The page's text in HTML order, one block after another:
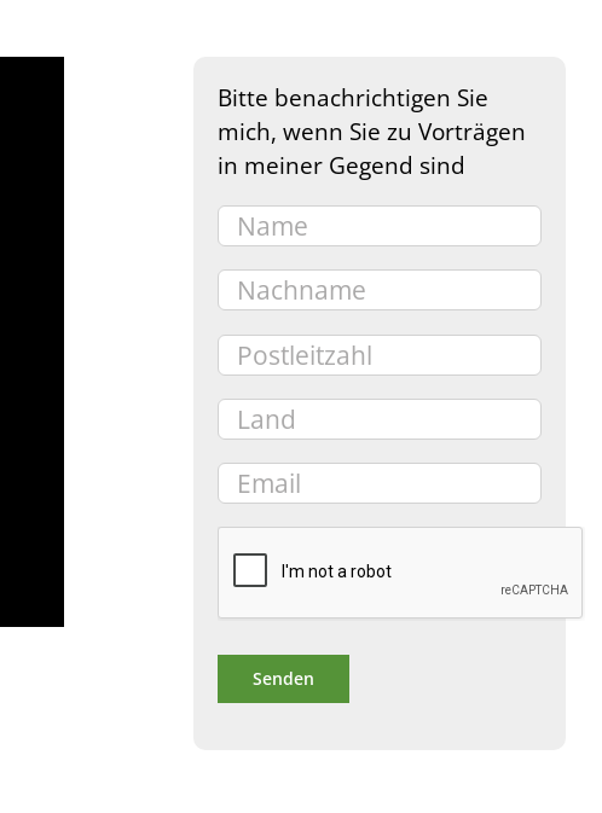
Bitte benachrichtigen Sie
mich, wenn Sie zu Vorträgen
in meiner Gegend sind